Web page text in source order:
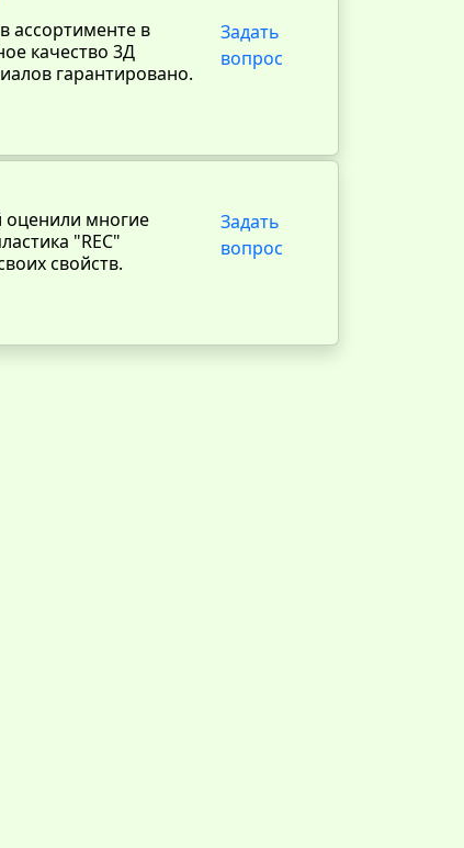
ассортименте в
качество 3Д
гарантировано.
Задать
вопрос
оценили многие
"REC"
свойств.
Задать
вопрос